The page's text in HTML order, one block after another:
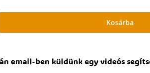
Kosárba
email-ben küldünk egy videós